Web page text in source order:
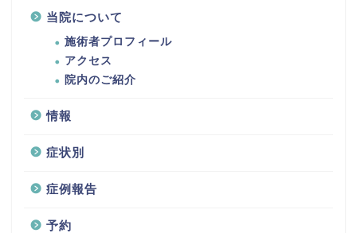
当院について
施術者プロフィール
アクセス
院内のご紹介
情報
症状別
症例報告
予約